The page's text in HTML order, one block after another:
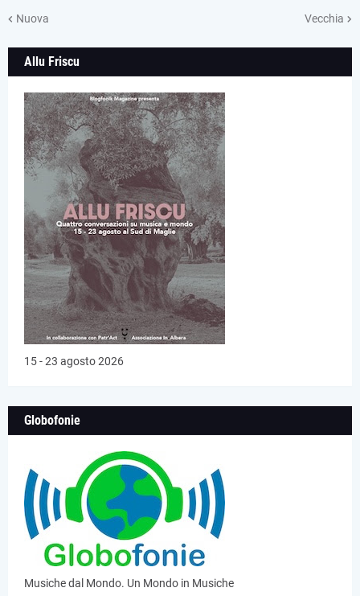
Nuova Vecchia
Allu Friscu
15 - 23 agosto 2026
Globofonie
Musiche dal Mondo. Un Mondo in Musiche